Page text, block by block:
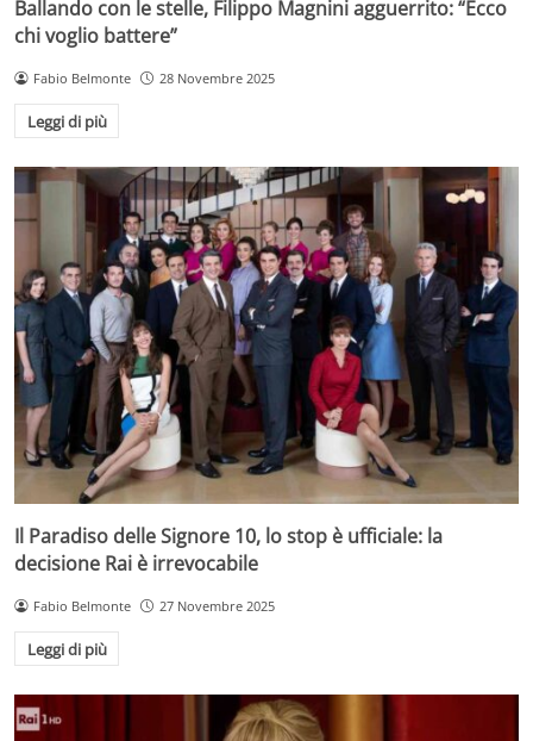
Ballando con le stelle, Filippo Magnini agguerrito: “Ecco
chi voglio battere”
Fabio Belmonte 28 Novembre 2025
Leggi di più
Il Paradiso delle Signore 10, lo stop è ufficiale: la
decisione Rai è irrevocabile
Fabio Belmonte 27 Novembre 2025
Leggi di più